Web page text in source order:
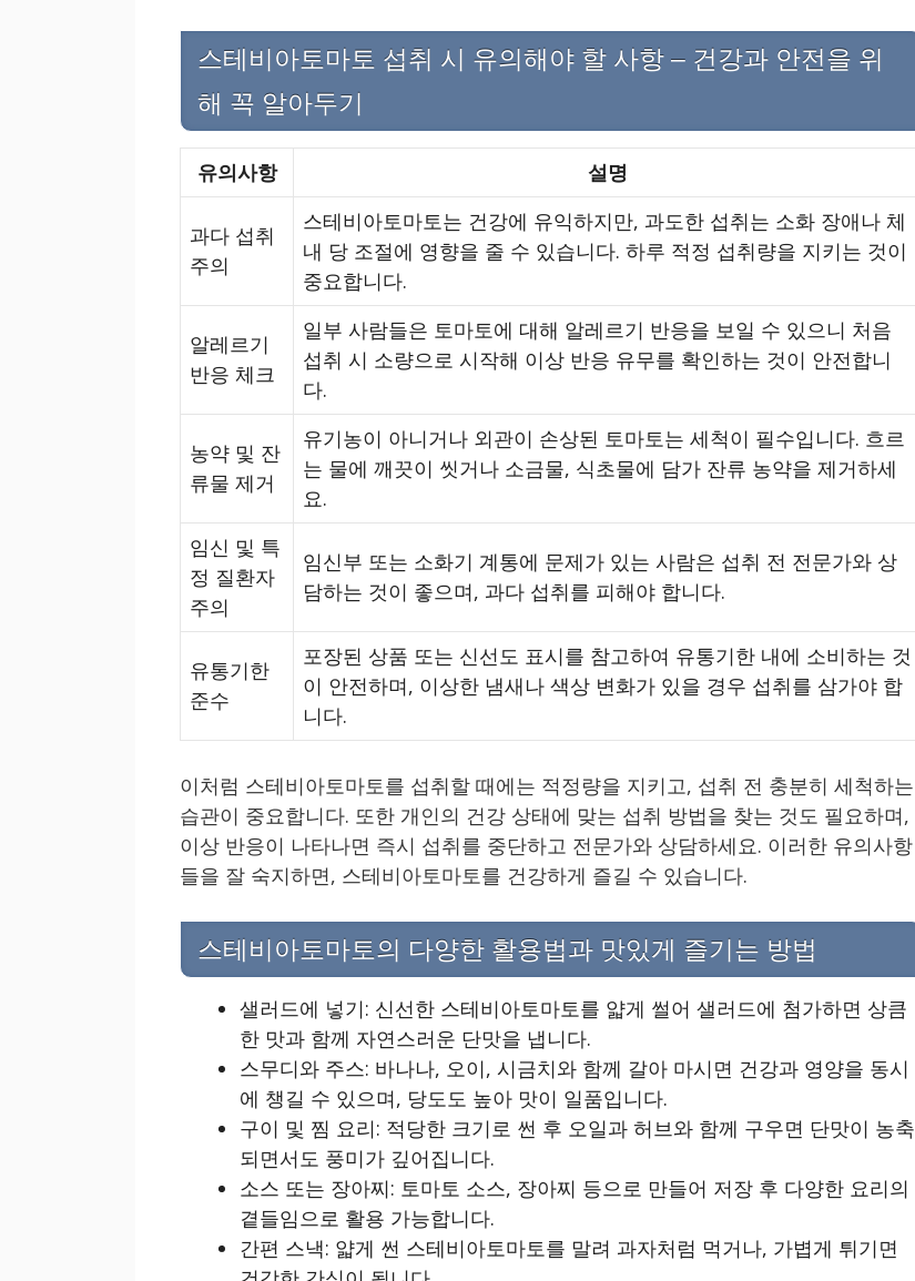
스테비아토마토 섭취 시 유의해야 할 사항 – 건강과 안전을 위
해 꼭 알아두기
유의사항 설명
과다 섭취
주의
스테비아토마토는 건강에 유익하지만, 과도한 섭취는 소화 장애나 체
내 당 조절에 영향을 줄 수 있습니다. 하루 적정 섭취량을 지키는 것이
중요합니다.
알레르기
반응 체크
일부 사람들은 토마토에 대해 알레르기 반응을 보일 수 있으니 처음
섭취 시 소량으로 시작해 이상 반응 유무를 확인하는 것이 안전합니
다.
농약 및 잔
류물 제거
유기농이 아니거나 외관이 손상된 토마토는 세척이 필수입니다. 흐르
는 물에 깨끗이 씻거나 소금물, 식초물에 담가 잔류 농약을 제거하세
요.
임신 및 특
정 질환자
주의
임신부 또는 소화기 계통에 문제가 있는 사람은 섭취 전 전문가와 상
담하는 것이 좋으며, 과다 섭취를 피해야 합니다.
유통기한
준수
포장된 상품 또는 신선도 표시를 참고하여 유통기한 내에 소비하는 것
이 안전하며, 이상한 냄새나 색상 변화가 있을 경우 섭취를 삼가야 합
니다.
이처럼 스테비아토마토를 섭취할 때에는 적정량을 지키고, 섭취 전 충분히 세척하는
습관이 중요합니다. 또한 개인의 건강 상태에 맞는 섭취 방법을 찾는 것도 필요하며,
이상 반응이 나타나면 즉시 섭취를 중단하고 전문가와 상담하세요. 이러한 유의사항
들을 잘 숙지하면, 스테비아토마토를 건강하게 즐길 수 있습니다.
스테비아토마토의 다양한 활용법과 맛있게 즐기는 방법
샐러드에 넣기: 신선한 스테비아토마토를 얇게 썰어 샐러드에 첨가하면 상큼
한 맛과 함께 자연스러운 단맛을 냅니다.
스무디와 주스: 바나나, 오이, 시금치와 함께 갈아 마시면 건강과 영양을 동시
에 챙길 수 있으며, 당도도 높아 맛이 일품입니다.
구이 및 찜 요리: 적당한 크기로 썬 후 오일과 허브와 함께 구우면 단맛이 농축
되면서도 풍미가 깊어집니다.
소스 또는 장아찌: 토마토 소스, 장아찌 등으로 만들어 저장 후 다양한 요리의
곁들임으로 활용 가능합니다.
간편 스낵: 얇게 썬 스테비아토마토를 말려 과자처럼 먹거나, 가볍게 튀기면